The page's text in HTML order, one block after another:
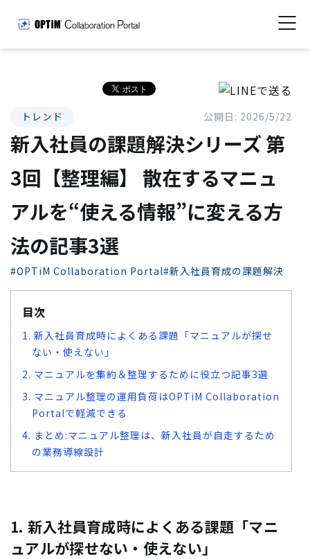
トレンド 公開日: 2026/5/22
新入社員の課題解決シリーズ 第
3回【整理編】 散在するマニュ
アルを“使える情報”に変える方
法の記事3選
#OPTiM Collaboration Portal#新入社員育成の課題解決
目次
1. 新入社員育成時によくある課題「マニュアルが探せ
ない・使えない」
2. マニュアルを集約＆整理するために役立つ記事3選
3. マニュアル整理の運用負荷はOPTiM Collaboration
Portalで軽減できる
4. まとめ:マニュアル整理は、新入社員が自走するため
の業務導線設計
1. 新入社員育成時によくある課題「マニ
ュアルが探せない・使えない」